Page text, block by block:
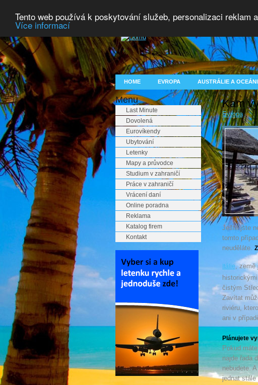
Tento web používá k poskytování služeb, personalizaci
Více informací
HOME EVROPA AUSTRÁLIE A
Menu
Last Minute
Dovolená
Eurovíkendy
Ubytování
Letenky
Mapy a průvodce
Studium v zahraničí
Práce v zahraničí
Vrácení daní
Online poradna
Reklama
Katalog firem
Kontakt
Kam
Evropa
Ještě jste
tomto
neuděláte.
Itálie, země
čistým
Zavítat
riviéru,
ani v
Plánujete
Pokud
najde řada
nebudete.
jednat